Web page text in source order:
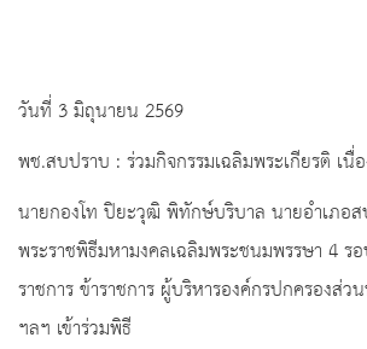
วันที่ 3 มิถุนายน 2569
พช.สบปราบ : ร่วมกิจกรรมเฉลิมพระเกียรติ เ
นายกองโท ปิยะวุฒิ พิทักษ์บริบาล นายอำเภอส
พระราชพิธีมหามงคลเฉลิมพระชนมพรรษา 4
ราชการ ข้าราชการ ผู้บริหารองค์กรปกครอง
ฯลฯ เข้าร่วมพิธี